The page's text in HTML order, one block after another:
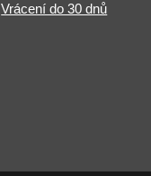
Vrácení do 30 dnů